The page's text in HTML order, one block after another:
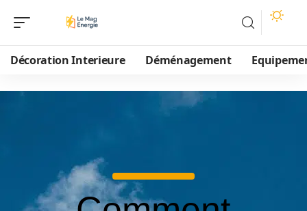
Décoration Interieure Déménagement